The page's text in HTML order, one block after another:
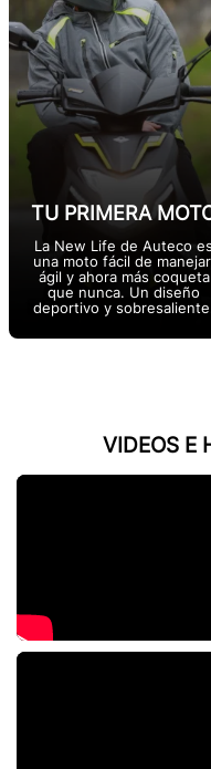
TU PRIMERA
La New Life de Auteco es
una moto fácil de
ágil y ahora más coqueta
que nunca. Un diseño
deportivo y
VIDEOS E